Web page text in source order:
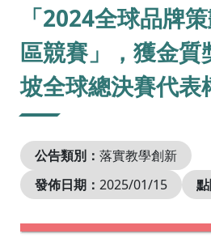
「2024全球品牌
區競賽」，獲金質
坡全球總決賽代表
公告類別： 落實教學創新
發佈日期： 2025/01/15